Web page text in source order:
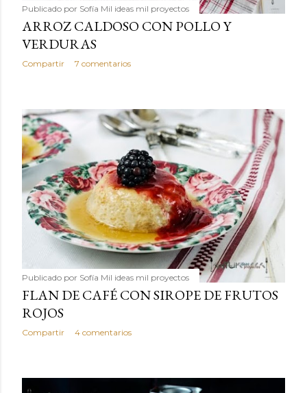
Publicado por Sofía Mil ideas mil proyectos
ARROZ CALDOSO CON POLLO Y
VERDURAS
Compartir 7 comentarios
Publicado por Sofía Mil ideas mil proyectos
FLAN DE CAFÉ CON SIROPE DE FRUTOS
ROJOS
Compartir 4 comentarios